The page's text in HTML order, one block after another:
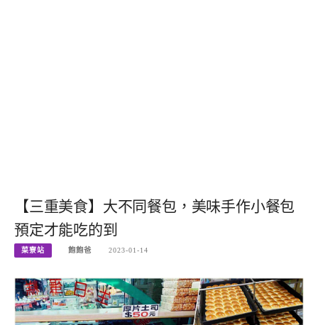
【三重美食】大不同餐包，美味手作小餐包
預定才能吃的到
菜寮站 飽飽爸 2023-01-14